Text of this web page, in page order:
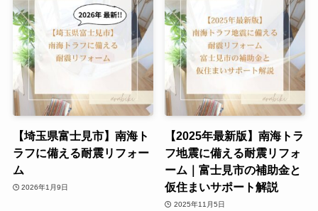
【埼玉県富士見市】南海ト
ラフに備える耐震リフォー
ム
2026年1月9日
【2025年最新版】南海トラ
フ地震に備える耐震リフォ
ーム｜富士見市の補助金と
仮住まいサポート解説
2025年11月5日